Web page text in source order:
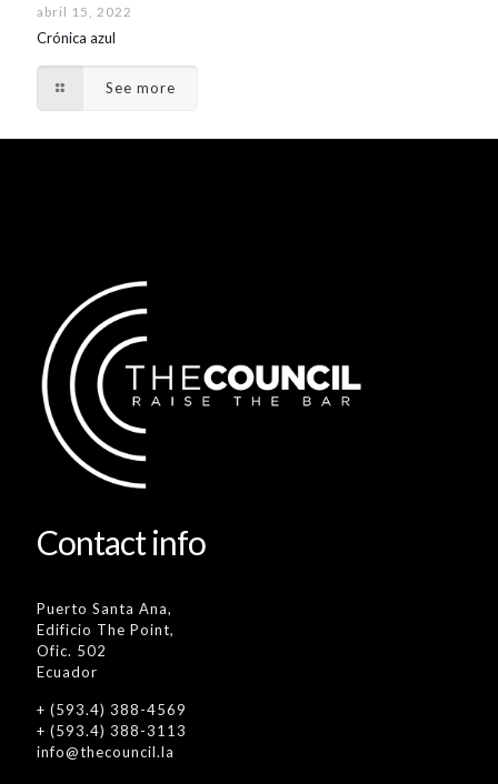
abril 15, 2022
Crónica azul
See more
Contact info
Puerto Santa Ana,
Edificio The Point,
Ofic. 502
Ecuador
+ (593.4) 388-4569
+ (593.4) 388-3113
info@thecouncil.la